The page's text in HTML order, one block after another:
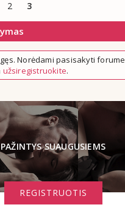
2 3
Norėdami pasisakyti forume
užsiregistruokite.
PAŽINTYS SUAUGUSIEMS
REGISTRUOTIS